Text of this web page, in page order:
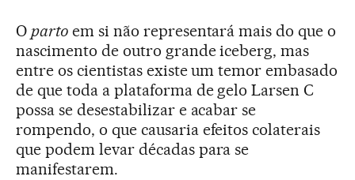
O partoem si não representará mais do que o
nascimento de outro grande iceberg, mas
entre os cientistas existe um temor embasado
de que toda a plataforma de gelo Larsen C
possa se desestabilizar e acabar se
rompendo, o que causaria efeitos colaterais
que podem levar décadas para se
manifestarem.